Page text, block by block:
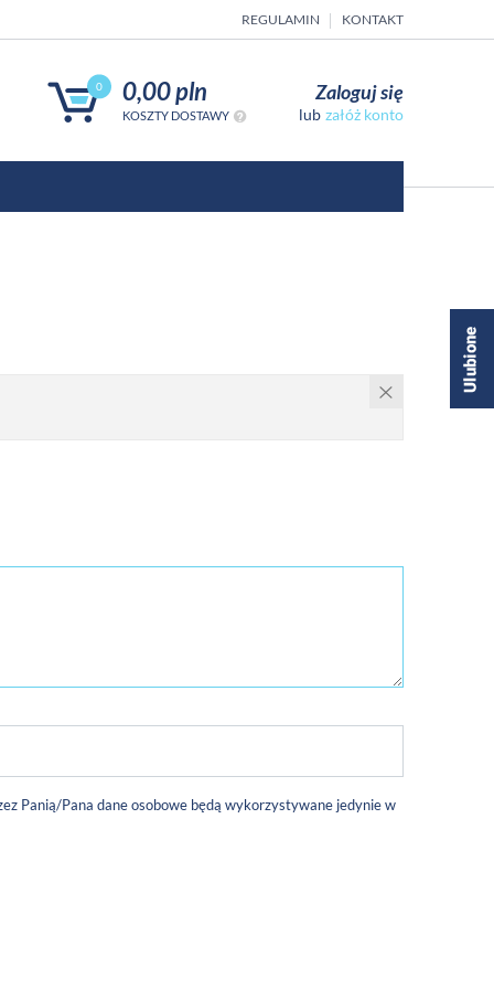
REGULAMIN KONTAKT
0 0,00 pln
KOSZTY DOSTAWY
Zaloguj się
załóż konto
Panią/Pana dane osobowe będą wykorzystywane jedynie w